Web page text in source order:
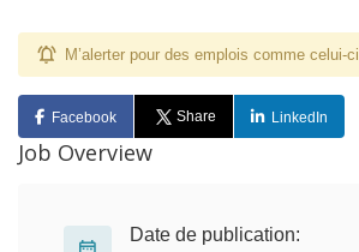
M’alerter pour des emplois comme celui-ci
Facebook Share LinkedIn
Job Overview
Date de publication: